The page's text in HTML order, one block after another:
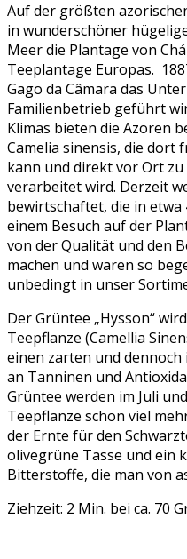
Auf der größten
in wunderschöner
Meer die Plantage von
Teeplantage Europas.
Gago da Câmara das
Familienbetrieb geführt
Klimas bieten die Azoren
Camelia sinensis, die dort
kann und direkt vor Ort
verarbeitet wird. Derzeit
bewirtschaftet, die in
einem Besuch auf der
von der Qualität und den
machen und waren so
unbedingt in unser
Der Grüntee „Hysson“
Teepflanze (Camellia
einen zarten und
an Tanninen und
Grüntee werden im Juli
Teepflanze schon viel
der Ernte für den
olivegrüne Tasse und ein
Bitterstoffe, die man von
Ziehzeit: 2 Min. bei ca. 70